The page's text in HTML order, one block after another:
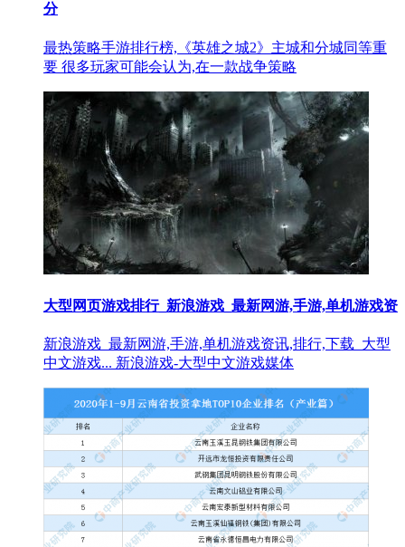
分
最热策略手游排行榜,《英雄之城2》主城和分城同等重
要 很多玩家可能会认为,在一款战争策略
大型网页游戏排行_新浪游戏_最新网游,手游,单机游戏资
新浪游戏_最新网游,手游,单机游戏资讯,排行,下载_大型
中文游戏... 新浪游戏-大型中文游戏媒体